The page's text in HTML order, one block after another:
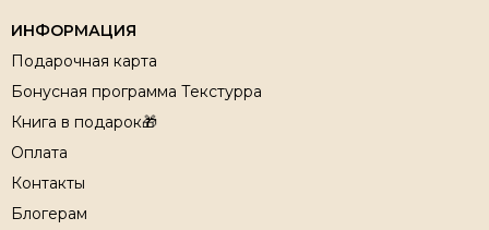
ИНФОРМАЦИЯ
Подарочная карта
Бонусная программа Текстурра
Книга в подарок🎁
Оплата
Контакты
Блогерам